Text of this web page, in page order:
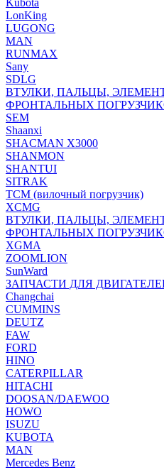
Kubota
LonKing
LUGONG
MAN
RUNMAX
Sany
SDLG
ВТУЛКИ, ПАЛЬЦЫ,
ФРОНТАЛЬНЫХ
SEM
Shaanxi
SHACMAN X3000
SHANMON
SHANTUI
SITRAK
TCM (вилочный погрузчик)
XCMG
ВТУЛКИ, ПАЛЬЦЫ,
ФРОНТАЛЬНЫХ
XGMA
ZOOMLION
SunWard
ЗАПЧАСТИ ДЛЯ
Changchai
CUMMINS
DEUTZ
FAW
FORD
HINO
CATERPILLAR
HITACHI
DOOSAN/DAEWOO
HOWO
ISUZU
KUBOTA
MAN
Mercedes Benz